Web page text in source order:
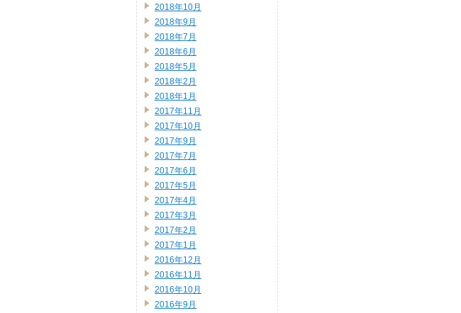
2018年10月
2018年9月
2018年7月
2018年6月
2018年5月
2018年2月
2018年1月
2017年11月
2017年10月
2017年9月
2017年7月
2017年6月
2017年5月
2017年4月
2017年3月
2017年2月
2017年1月
2016年12月
2016年11月
2016年10月
2016年9月